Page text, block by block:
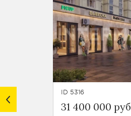
ID 5316
31 400 000 руб